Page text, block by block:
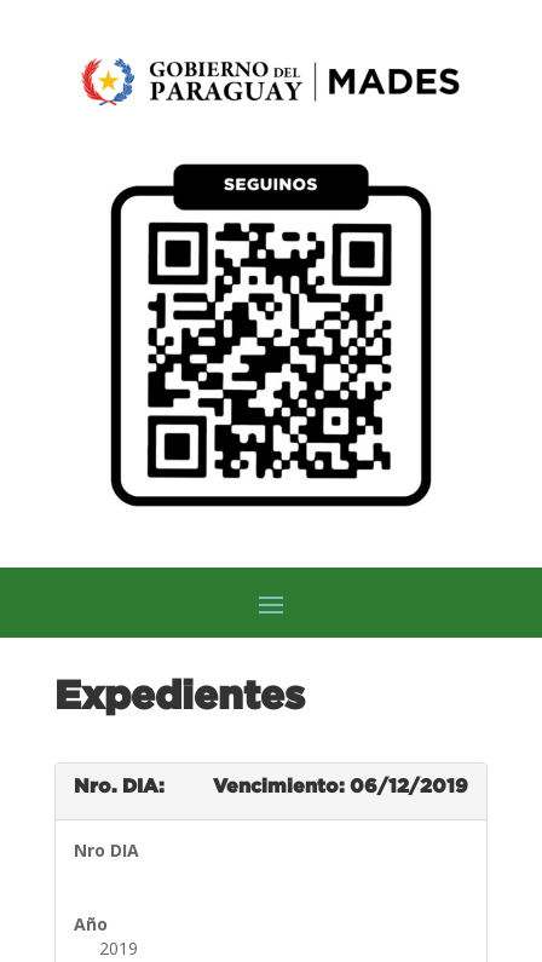
Expedientes
Nro. DIA: Vencimiento: 06/12/2019
Nro DIA
Año
2019